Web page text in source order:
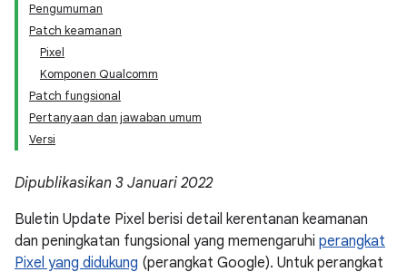
Pengumuman
Patch keamanan
Pixel
Komponen Qualcomm
Patch fungsional
Pertanyaan dan jawaban umum
Versi
Dipublikasikan 3 Januari 2022
Buletin Update Pixel berisi detail kerentanan keamanan
dan peningkatan fungsional yang memengaruhi perangkat
Pixel yang didukung (perangkat Google). Untuk perangkat